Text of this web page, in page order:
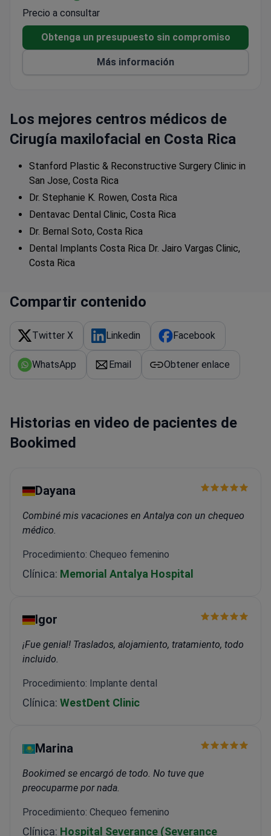
titanio tratado en la superficie
Análisis prequirúrgico del nervio dental, seno
maxilar y estructura ósea
Precio a consultar
Obtenga un presupuesto sin compromiso
Más información
Los mejores centros médicos de
Cirugía maxilofacial en Costa Rica
Stanford Plastic & Reconstructive Surgery Clinic in
San Jose, Costa Rica
Dr. Stephanie K. Rowen, Costa Rica
Dentavac Dental Clinic, Costa Rica
Dr. Bernal Soto, Costa Rica
Dental Implants Costa Rica Dr. Jairo Vargas Clinic,
Costa Rica
Compartir contenido
Twitter X Linkedin Facebook
WhatsApp Email Obtener enlace
Historias en video de pacientes de
Bookimed
Dayana
Combiné mis vacaciones en Antalya con un chequeo
médico.
Procedimiento: Chequeo femenino
Clínica: Memorial Antalya Hospital
Igor
¡Fue genial! Traslados, alojamiento, tratamiento, todo
incluido.
Procedimiento: Implante dental
Clínica: WestDent Clinic
Marina
Bookimed se encargó de todo. No tuve que
preocuparme por nada.
Procedimiento: Chequeo femenino
Clínica: Hospital Severance (Severance